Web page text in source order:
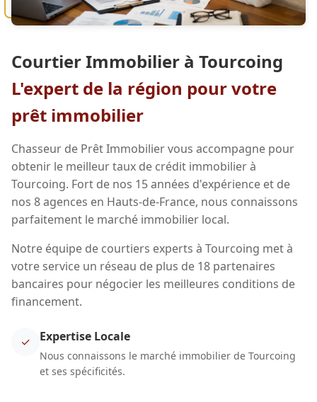
Courtier Immobilier à Tourcoing
L'expert de la région pour votre
prêt immobilier
Chasseur de Prêt Immobilier vous accompagne pour
obtenir le meilleur taux de crédit immobilier à
Tourcoing. Fort de nos 15 années d'expérience et de
nos 8 agences en Hauts-de-France, nous connaissons
parfaitement le marché immobilier local.
Notre équipe de courtiers experts à Tourcoing met à
votre service un réseau de plus de 18 partenaires
bancaires pour négocier les meilleures conditions de
financement.
✓ Expertise Locale
Nous connaissons le marché immobilier de Tourcoing
et ses spécificités.